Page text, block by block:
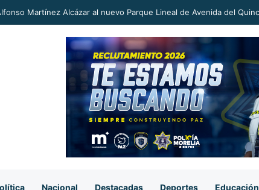
a proceso al «R1» por homicidio del ex alcalde Carlos Manzo
Nacional Destacadas Deportes Educación